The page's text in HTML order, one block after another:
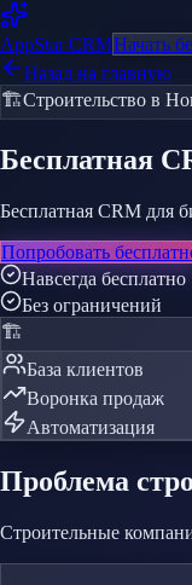
AppStarCRMНачать
Назад на главную
🏗️Строительство в
Бесплатная
Бесплатная CRM для
Попробовать
Навсегда бесплатно
Без ограничений
🏗️
База клиентов
Воронка продаж
Автоматизация
Проблема
Строительные